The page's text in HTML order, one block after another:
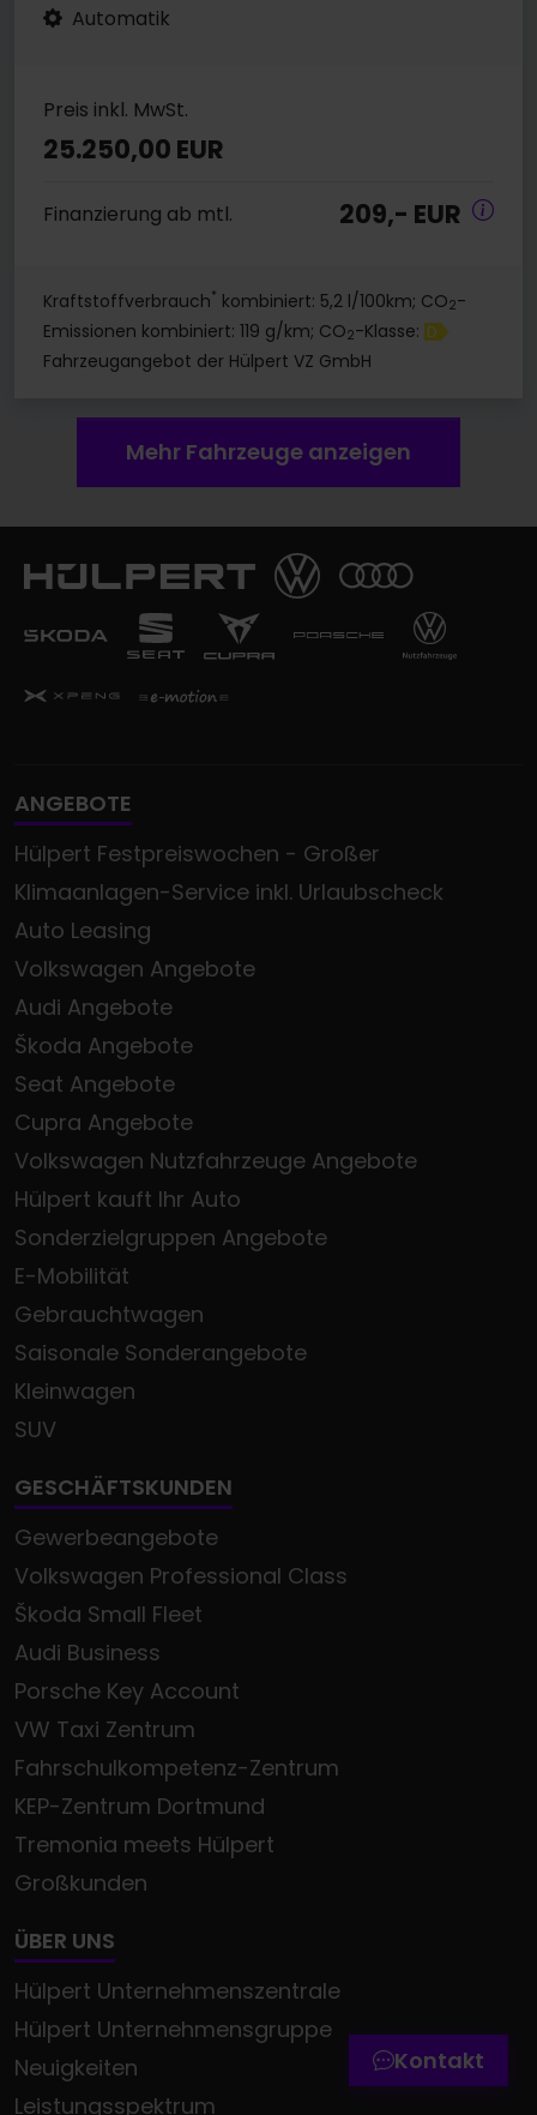
Automatik
Preis inkl. MwSt.
25.250,00 EUR
Finanzierung ab mtl. 209,- EUR
Kraftstoffverbrauch* kombiniert: 5,2 l/100km; CO2-
Emissionen kombiniert: 119 g/km; CO2-Klasse: D
Fahrzeugangebot der Hülpert VZ GmbH
Mehr Fahrzeuge anzeigen
ANGEBOTE
Hülpert Festpreiswochen - Großer
Klimaanlagen-Service inkl. Urlaubscheck
Auto Leasing
Volkswagen Angebote
Audi Angebote
Škoda Angebote
Seat Angebote
Cupra Angebote
Volkswagen Nutzfahrzeuge Angebote
Hülpert kauft Ihr Auto
Sonderzielgruppen Angebote
E-Mobilität
Gebrauchtwagen
Saisonale Sonderangebote
Kleinwagen
SUV
GESCHÄFTSKUNDEN
Gewerbeangebote
Volkswagen Professional Class
Škoda Small Fleet
Audi Business
Porsche Key Account
VW Taxi Zentrum
Fahrschulkompetenz-Zentrum
KEP-Zentrum Dortmund
Tremonia meets Hülpert
Großkunden
ÜBER UNS
Hülpert Unternehmenszentrale
Hülpert Unternehmensgruppe
Neuigkeiten
Leistungsspektrum
Kontakt
Zum Kontaktformular
Werkstatttermin-Hotline